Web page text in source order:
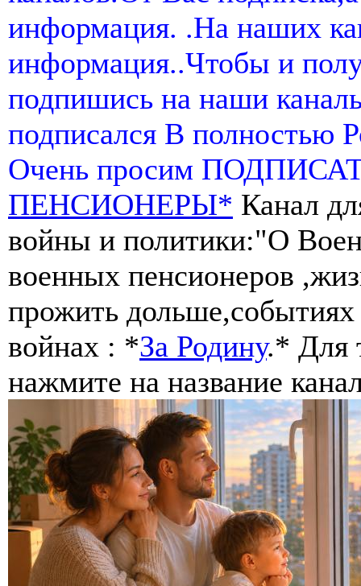
информация. .На наших
информация..Чтобы и
подпишись на наши
подписался В полностью
Очень просим
ПЕНСИОНЕРЫ* Канал
войны и политики:"О
военных пенсионеров
прожить
войнах : *За Родину.* Для
нажмите на название